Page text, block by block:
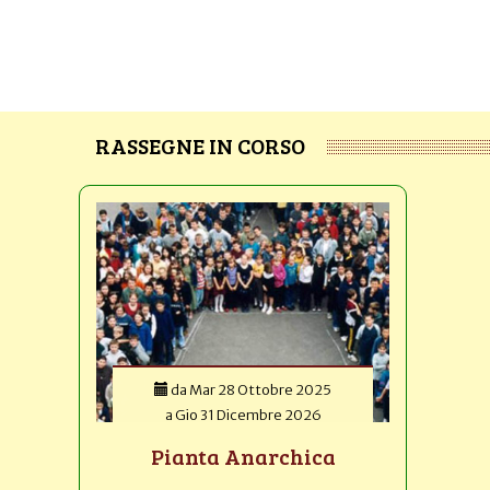
RASSEGNE IN CORSO
da Mar 28 Ottobre 2025
aGio 31 Dicembre 2026
Pianta Anarchica